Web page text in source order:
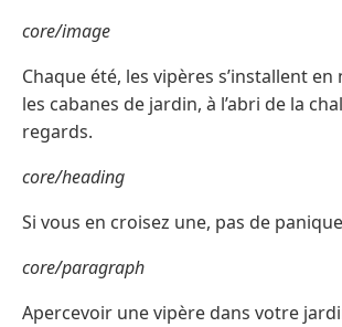
core/image
Chaque été, les vipères s’installent
les cabanes de jardin, à l’abri de la
regards.
core/heading
Si vous en croisez une, pas de panique
core/paragraph
Apercevoir une vipère dans votre